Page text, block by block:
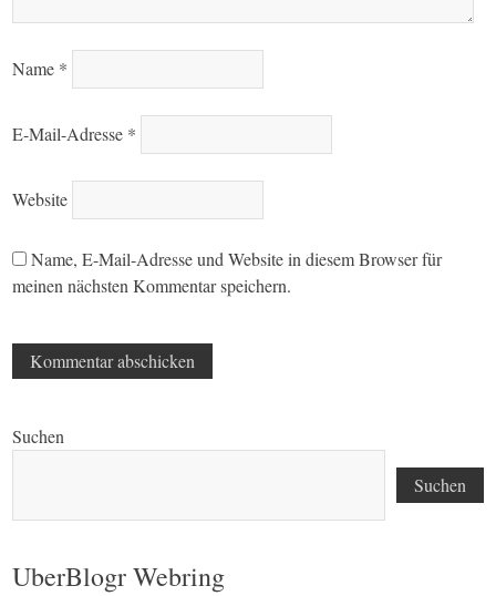
Name *
E-Mail-Adresse *
Website
Name, E-Mail-Adresse und Website in diesem Browser für
meinen nächsten Kommentar speichern.
Suchen
Suchen
UberBlogr Webring